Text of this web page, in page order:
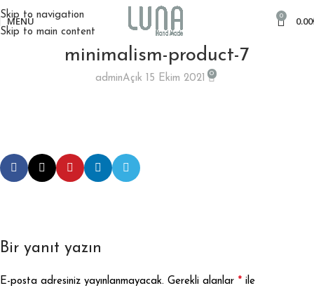
Skip to navigation
Skip to main content
MENÜ 0 0.00
minimalism-product-7
adminAçık 15 Ekim 2021 0
Bir yanıt yazın
E-posta adresiniz yayınlanmayacak. Gerekli alanlar * ile